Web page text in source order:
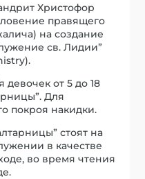
Христофор
правящего
на создание
св. Лидии”
от 5 до 18
Для
покроя накидки.
стоят на
в качестве
во время чтения